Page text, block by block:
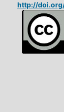
http://